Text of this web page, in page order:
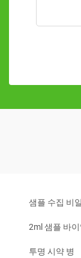
샘플 수집 비
2ml 샘플 바
투명 시약 병